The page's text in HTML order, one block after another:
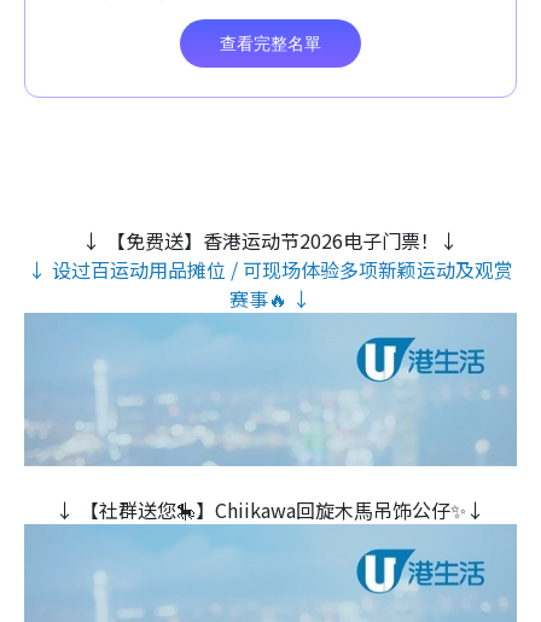
↓ 【免费送】香港运动节2026电子门票！↓
↓ 设过百运动用品摊位 / 可现场体验多项新颖运动及观赏
赛事🔥 ↓
↓ 【社群送您🎠】Chiikawa回旋木⾺吊饰公仔✨↓